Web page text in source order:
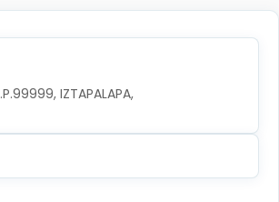
IZTAPALAPA,